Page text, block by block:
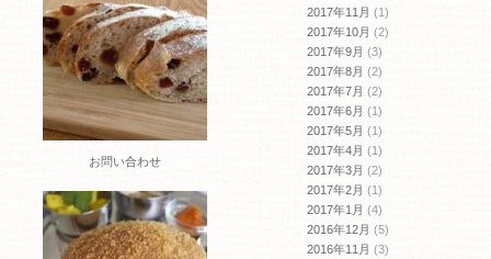
お問い合わせ
2017年11月 (1)
2017年10月 (2)
2017年9月 (3)
2017年8月 (2)
2017年7月 (2)
2017年6月 (1)
2017年5月 (1)
2017年4月 (1)
2017年3月 (2)
2017年2月 (1)
2017年1月 (4)
2016年12月 (5)
2016年11月 (3)